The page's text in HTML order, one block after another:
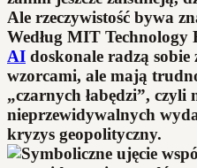
Ale rzeczywistość bywa
Według MIT Technology
AI doskonale radzą
wzorcami, ale mają
„czarnych łabędzi”, czyli
nieprzewidywalnych
kryzys geopolityczny.